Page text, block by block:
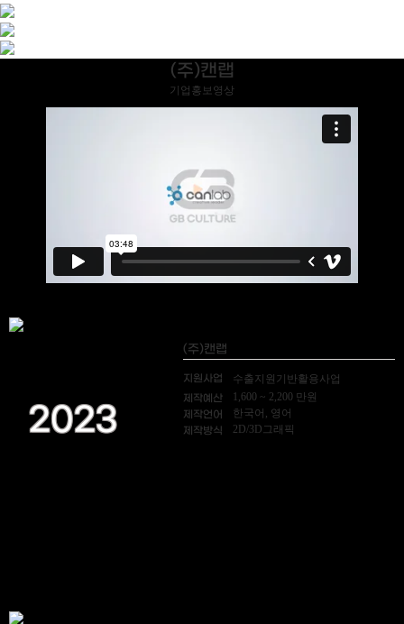
(주)캔랩
기업홍보영상
2023
(주)캔랩
지원사업 수출지원기반활용사업
제작예산 1,600 ~ 2,200 만원
제작언어 한국어, 영어
제작방식 2D/3D그래픽